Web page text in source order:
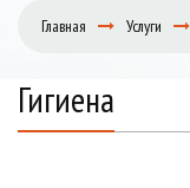
Главная Услуги
Гигиена